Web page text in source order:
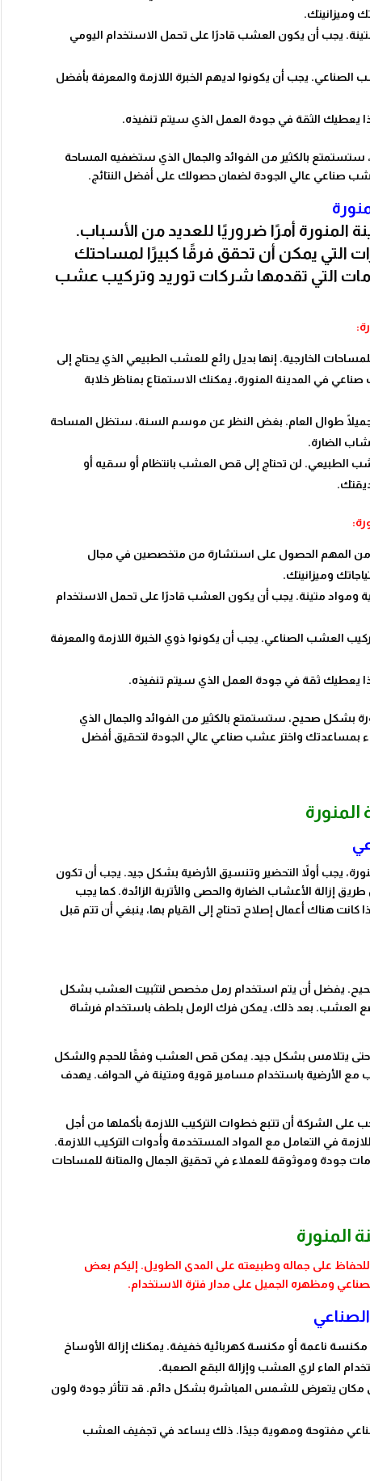
وميزانيتك.
يجب أن يكون العشب قادرًا على تحمل الاستخدام اليومي
يجب أن يكونوا لديهم الخبرة اللازمة والمعرفة بأفضل
يعطيك الثقة في جودة العمل الذي سيتم تنفيذه.
بالكثير من الفوائد والجمال الذي ستضفيه المساحة
صناعي عالي الجودة لضمان حصولك على أفضل النتائج.
أمرًا ضروريًا للعديد من الأسباب.
التي يمكن أن تحقق فرقًا كبيرًا لمساحتك
التي تقدمها شركات توريد وتركيب عشب
الخارجية. إنها بديل رائع للعشب الطبيعي الذي يحتاج إلى
في المدينة المنورة، يمكنك الاستمتاع بمناظر خلابة
طوال العام. بغض النظر عن موسم السنة، ستظل المساحة
الضارة.
الطبيعي. لن تحتاج إلى قص العشب بانتظام أو سقيه أو
من المهم الحصول على استشارة من متخصصين في مجال
وميزانيتك.
ومواد متينة. يجب أن يكون العشب قادرًا على تحمل الاستخدام
العشب الصناعي. يجب أن يكونوا ذوي الخبرة اللازمة والمعرفة
يعطيك ثقة في جودة العمل الذي سيتم تنفيذه.
بشكل صحيح، ستستمتع بالكثير من الفوائد والجمال الذي
بمساعدتك واختر عشب صناعي عالي الجودة لتحقيق أفضل
يجب أولاً التحضير وتنسيق الأرضية بشكل جيد. يجب أن تكون
إزالة الأعشاب الضارة والحصى والأتربة الزائدة. كما يجب
هناك أعمال إصلاح تحتاج إلى القيام بها، ينبغي أن تتم قبل
يفضل أن يتم استخدام رمل مخصص لتثبيت العشب بشكل
العشب. بعد ذلك، يمكن فرك الرمل بلطف باستخدام فرشاة
حتى يتلامس بشكل جيد. يمكن قص العشب وفقًا للحجم والشكل
الأرضية باستخدام مسامير قوية ومتينة في الحواف. يهدف
على الشركة أن تتبع خطوات التركيب اللازمة بأكملها من أجل
في التعامل مع المواد المستخدمة وأدوات التركيب اللازمة.
جودة وموثوقة للعملاء في تحقيق الجمال والمتانة للمساحات
المنورة
للحفاظ على جماله وطبيعته على المدى الطويل. إليكم بعض
ومظهره الجميل على مدار فترة الاستخدام.
ناعمة أو مكنسة كهربائية خفيفة. يمكنك إزالة الأوساخ
الماء لري العشب وإزالة البقع الصعبة.
يتعرض للشمس المباشرة بشكل دائم. قد تتأثر جودة ولون
مفتوحة ومهوية جيدًا. ذلك يساعد في تجفيف العشب